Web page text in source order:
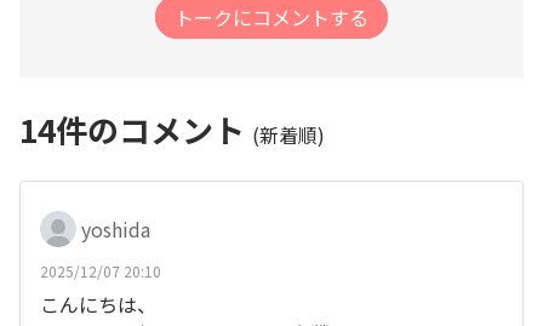
トークにコメントする
14件のコメント (新着順)
yoshida
2025/12/07 20:10
こんにちは、